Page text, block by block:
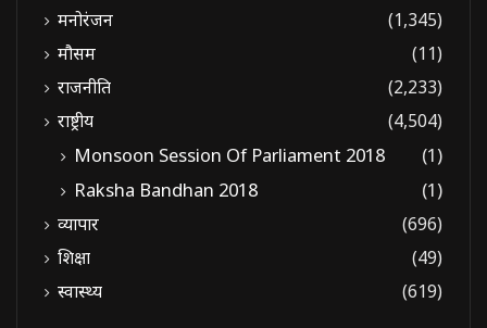
मनोरंजन
(1,345)
मौसम
(11)
राजनीति
(2,233)
राष्ट्रीय
(4,504)
Monsoon Session Of Parliament 2018
(1)
Raksha Bandhan 2018
(1)
व्यापार
(696)
शिक्षा
(49)
स्वास्थ्य
(619)